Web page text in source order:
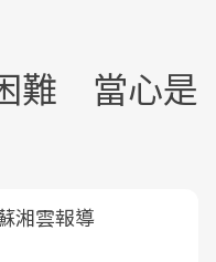
難 當心是
湘雲報導